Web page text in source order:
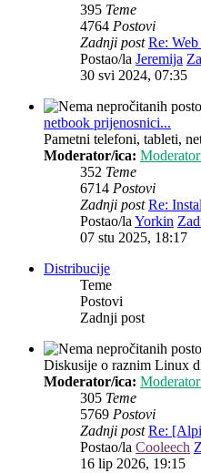
395 Teme
4764 Postovi
Zadnji post Re:
Postao/la Jeremija
30 svi 2024, 07:35
netbook prijenosnici...
Pametni telefoni, tableti,
Moderator/ica:
352 Teme
6714 Postovi
Zadnji post Re:
Postao/laYorkin
07 stu 2025, 18:17
Distribucije
Teme
Postovi
Zadnji post
Diskusije o raznim Linux
Moderator/ica:
305 Teme
5769 Postovi
Zadnji post Re:
Postao/la Cooleech
16 lip 2026, 19:15